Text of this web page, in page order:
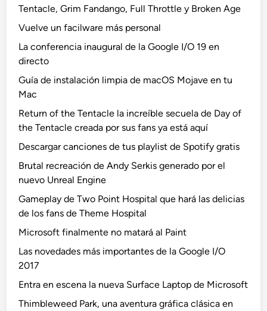
Tentacle, Grim Fandango, Full Throttle y Broken Age
Vuelve un facilware más personal
La conferencia inaugural de la Google I/O 19 en
directo
Guía de instalación limpia de macOS Mojave en tu
Mac
Return of the Tentacle la increíble secuela de Day of
the Tentacle creada por sus fans ya está aquí
Descargar canciones de tus playlist de Spotify gratis
Brutal recreación de Andy Serkis generado por el
nuevo Unreal Engine
Gameplay de Two Point Hospital que hará las delicias
de los fans de Theme Hospital
Microsoft finalmente no matará al Paint
Las novedades más importantes de la Google I/O
2017
Entra en escena la nueva Surface Laptop de Microsoft
Thimbleweed Park, una aventura gráfica clásica en